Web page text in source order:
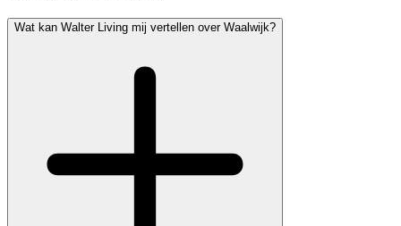
Wat kan Walter Living mij vertellen over Waalwijk?